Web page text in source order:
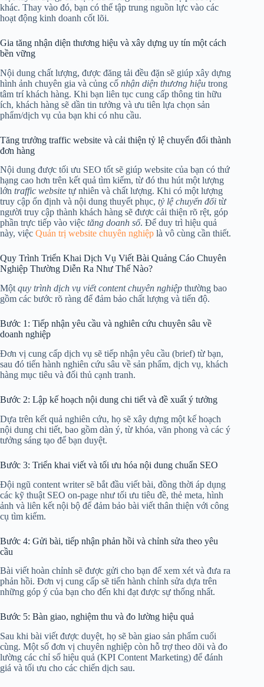
khác. Thay vào đó, bạn có thể tập trung nguồn lực vào các
hoạt động kinh doanh cốt lõi.
Gia tăng nhận diện thương hiệu và xây dựng uy tín một cách
bền vững
Nội dung chất lượng, được đăng tải đều đặn sẽ giúp xây dựng
hình ảnh chuyên gia và củng cố nhận diện thương hiệu trong
tâm trí khách hàng. Khi bạn liên tục cung cấp thông tin hữu
ích, khách hàng sẽ dần tin tưởng và ưu tiên lựa chọn sản
phẩm/dịch vụ của bạn khi có nhu cầu.
Tăng trưởng traffic website và cải thiện tỷ lệ chuyển đổi thành
đơn hàng
Nội dung được tối ưu SEO tốt sẽ giúp website của bạn có thứ
hạng cao hơn trên kết quả tìm kiếm, từ đó thu hút một lượng
lớn traffic website tự nhiên và chất lượng. Khi có một lượng
truy cập ổn định và nội dung thuyết phục, tỷ lệ chuyển đổi từ
người truy cập thành khách hàng sẽ được cải thiện rõ rệt, góp
phần trực tiếp vào việc tăng doanh số. Để duy trì hiệu quả
này, việc Quản trị website chuyên nghiệp là vô cùng cần thiết.
Quy Trình Triển Khai Dịch Vụ Viết Bài Quảng Cáo Chuyên
Nghiệp Thường Diễn Ra Như Thế Nào?
Một quy trình dịch vụ viết content chuyên nghiệp thường bao
gồm các bước rõ ràng để đảm bảo chất lượng và tiến độ.
Bước 1: Tiếp nhận yêu cầu và nghiên cứu chuyên sâu về
doanh nghiệp
Đơn vị cung cấp dịch vụ sẽ tiếp nhận yêu cầu (brief) từ bạn,
sau đó tiến hành nghiên cứu sâu về sản phẩm, dịch vụ, khách
hàng mục tiêu và đối thủ cạnh tranh.
Bước 2: Lập kế hoạch nội dung chi tiết và đề xuất ý tưởng
Dựa trên kết quả nghiên cứu, họ sẽ xây dựng một kế hoạch
nội dung chi tiết, bao gồm dàn ý, từ khóa, văn phong và các ý
tưởng sáng tạo để bạn duyệt.
Bước 3: Triển khai viết và tối ưu hóa nội dung chuẩn SEO
Đội ngũ content writer sẽ bắt đầu viết bài, đồng thời áp dụng
các kỹ thuật SEO on-page như tối ưu tiêu đề, thẻ meta, hình
ảnh và liên kết nội bộ để đảm bảo bài viết thân thiện với công
cụ tìm kiếm.
Bước 4: Gửi bài, tiếp nhận phản hồi và chỉnh sửa theo yêu
cầu
Bài viết hoàn chỉnh sẽ được gửi cho bạn để xem xét và đưa ra
phản hồi. Đơn vị cung cấp sẽ tiến hành chỉnh sửa dựa trên
những góp ý của bạn cho đến khi đạt được sự thống nhất.
Bước 5: Bàn giao, nghiệm thu và đo lường hiệu quả
Sau khi bài viết được duyệt, họ sẽ bàn giao sản phẩm cuối
cùng. Một số đơn vị chuyên nghiệp còn hỗ trợ theo dõi và đo
lường các chỉ số hiệu quả (KPI Content Marketing) để đánh
giá và tối ưu cho các chiến dịch sau.